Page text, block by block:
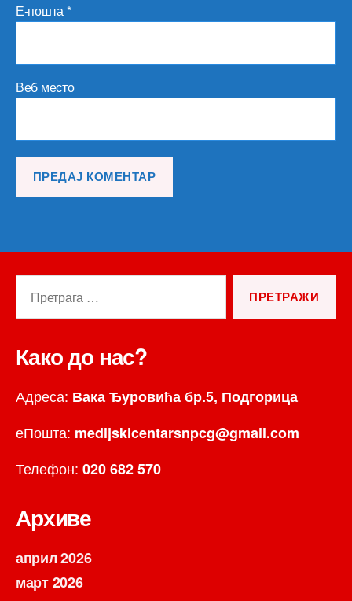
Е-пошта*
Веб место
Како до нас?
Адреса: Вака Ђуровића бр.5, Подгорица
еПошта: medijskicentarsnpcg@gmail.com
Телефон: 020 682 570
Архиве
април 2026
март 2026